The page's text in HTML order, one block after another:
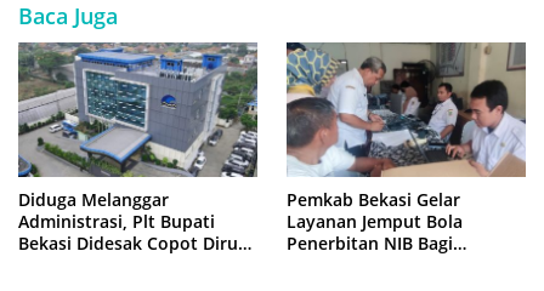
Baca Juga
Diduga Melanggar
Administrasi, Plt Bupati
Bekasi Didesak Copot Dirum
Pemkab Bekasi Gelar
Layanan Jemput Bola
Penerbitan NIB Bagi